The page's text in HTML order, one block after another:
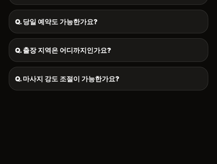
Q. 당일 예약도 가능한가요?
Q. 출장 지역은 어디까지인가요?
Q. 마사지 강도 조절이 가능한가요?